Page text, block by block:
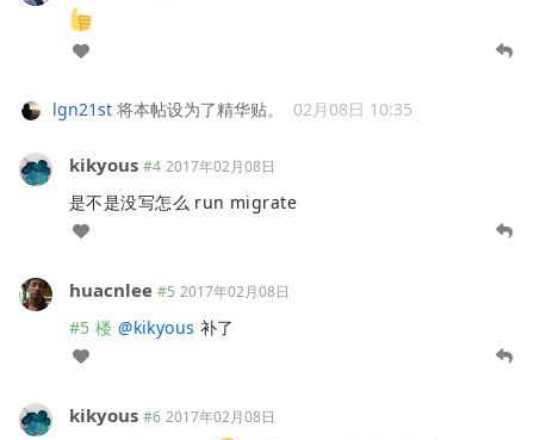
lgn21st 将本帖设为了精华贴。 02月08日 10:35
kikyous #4 2017年02月08日
是不是没写怎么 run migrate
huacnlee #5 2017年02月08日
#5 楼 @kikyous 补了
kikyous #6 2017年02月08日